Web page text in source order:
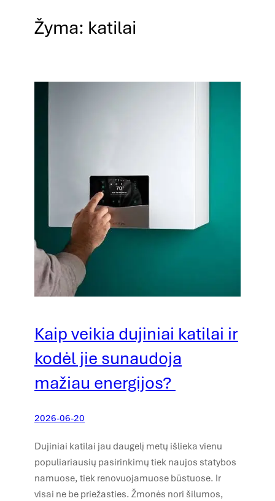
Žyma: katilai
Kaip veikia dujiniai katilai ir
kodėl jie sunaudoja
mažiau energijos?
2026-06-20
Dujiniai katilai jau daugelį metų išlieka vienu
populiariausių pasirinkimų tiek naujos statybos
namuose, tiek renovuojamuose būstuose. Ir
visai ne be priežasties. Žmonės nori šilumos,